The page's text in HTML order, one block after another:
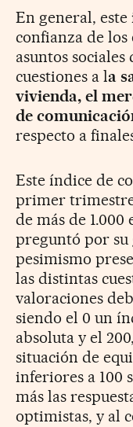
En general,
confianza de los
asuntos
cuestiones a la
vivienda, el
de
respecto a
Este índice de
primer trimestre
de más de 1.000
preguntó por
pesimismo
las distintas
valoraciones
siendo el 0 un
absoluta y el
situación de
inferiores a 100
más las
optimistas, y al